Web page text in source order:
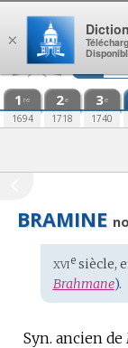
Aller au contenu
1 re
1694
2e
1718
3e
1740
BRAMINE
Étymologie
:
xviesiècle,
Brahmane).
Syn. ancien de
×